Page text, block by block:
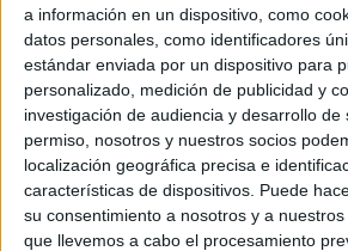
a información en un dispositivo, como
datos personales, como identificadores
estándar enviada por un dispositivo para
personalizado, medición de publicidad y
investigación de audiencia y desarrollo de
permiso, nosotros y nuestros socios
localización geográfica precisa e
características de dispositivos. Puede
su consentimiento a nosotros y a
que llevemos a cabo el procesamiento
alumnos deben recordar la posición
para emparejarla con su igual, lo
aprendizaje en un reto divertido y